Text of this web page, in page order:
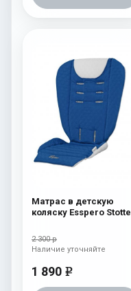
Матрас в детскую
коляску Esspero Stotte
2 300 р
1 890 e
Наличие уточняйте